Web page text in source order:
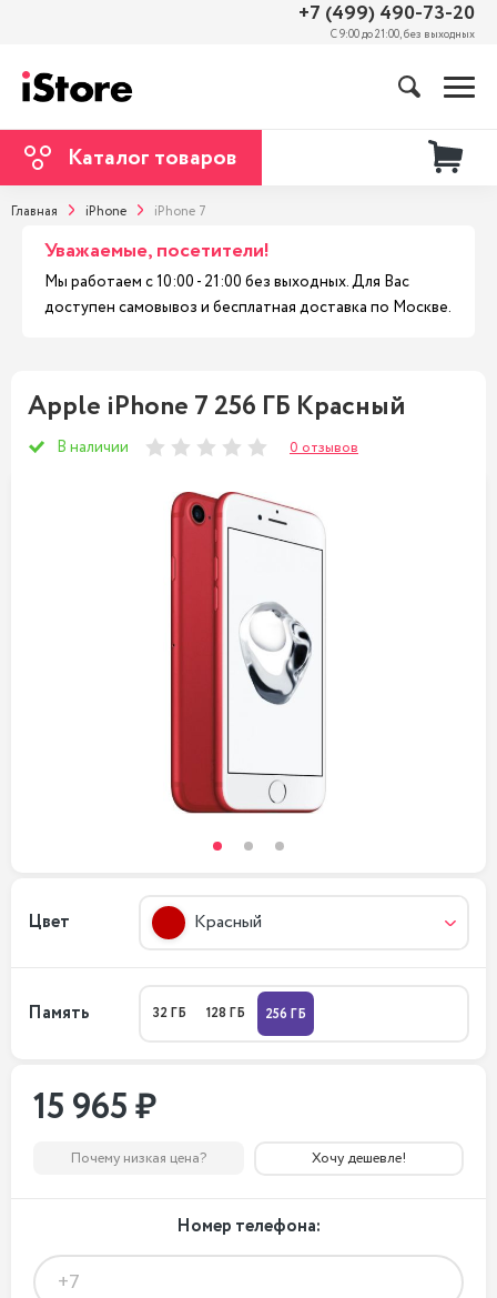
+7 (499) 490-73-20
С 9:00 до 21:00, без выходных
Каталог товаров
Главная iPhone iPhone 7
Уважаемые, посетители!
Мы работаем с 10:00 - 21:00 без выходных. Для Вас
доступен самовывоз и бесплатная доставка по Москве.
Apple iPhone 7 256 ГБ Красный
В наличии 0 отзывов
Цвет Красный
Память 32 ГБ 128 ГБ 256 ГБ
15 965 ₽
Почему низкая цена? Хочу дешевле!
Номер телефона: